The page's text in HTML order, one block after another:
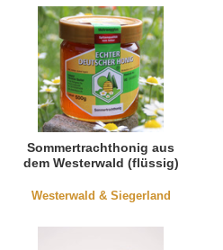
Sommertrachthonig aus
dem Westerwald (flüssig)
Westerwald & Siegerland